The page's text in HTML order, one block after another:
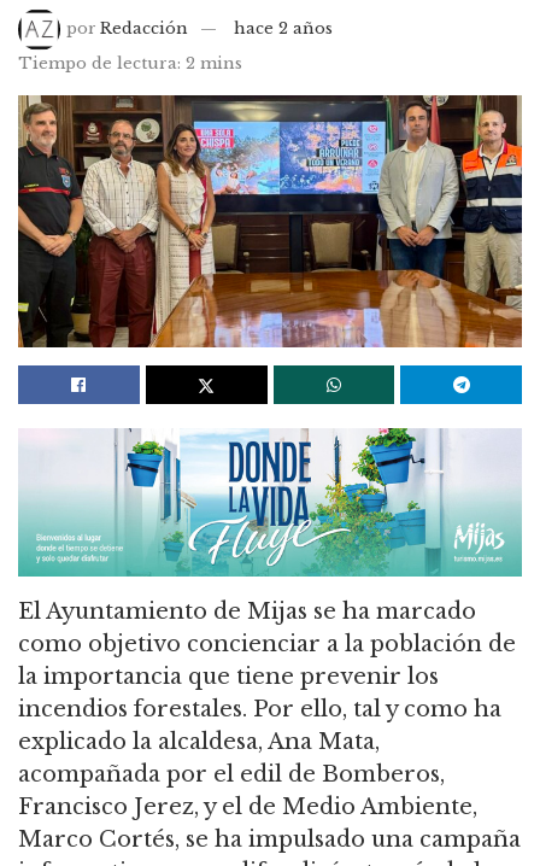
por Redacción
hace 2 años
Tiempo de lectura: 2 mins
El Ayuntamiento de Mijas se ha marcado
como objetivo concienciar a la población de
la importancia que tiene prevenir los
incendios forestales. Por ello, tal y como ha
explicado la alcaldesa, Ana Mata,
acompañada por el edil de Bomberos,
Francisco Jerez, y el de Medio Ambiente,
Marco Cortés, se ha impulsado una campaña